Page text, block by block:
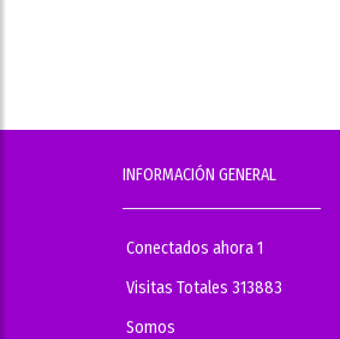
INFORMACIÓN GENERAL
Conectados ahora 1
Visitas Totales 313883
Somos